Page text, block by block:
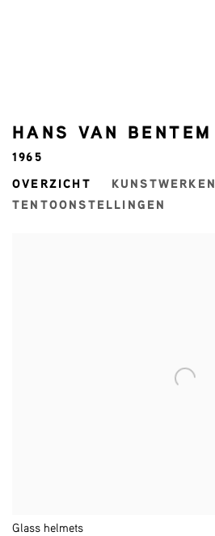
HANS VAN BENTEM
1965
OVERZICHT
KUNSTWERKEN
TENTOONSTELLINGEN
Glass helmets